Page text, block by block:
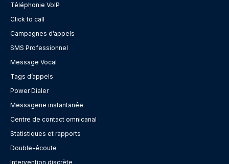
Téléphonie VoIP
Click to call
Campagnes d’appels
SMS Professionnel
Message Vocal
Tags d’appels
Power Dialer
Messagerie instantanée
Centre de contact omnicanal
Statistiques et rapports
Double-écoute
Intervention discrète